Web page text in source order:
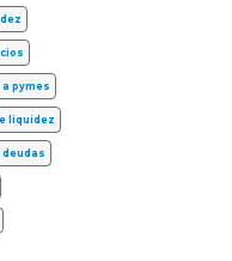
pymes
liquidez
deudas